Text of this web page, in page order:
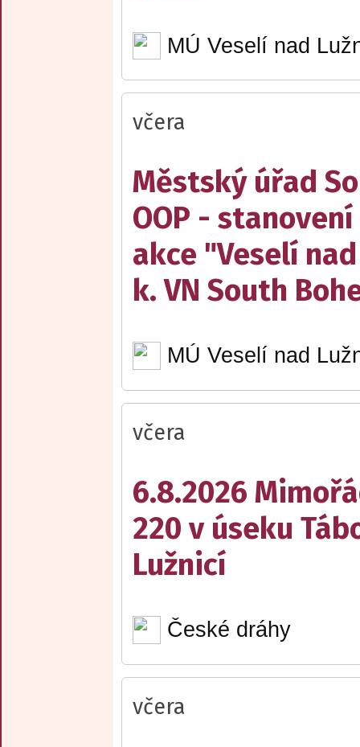
MÚ Veselí nad
včera
Městský úřad
OOP -
akce "Veselí
k. VN South
MÚ Veselí nad
včera
6.8.2026
220 v úseku
Lužnicí
České dráhy
včera